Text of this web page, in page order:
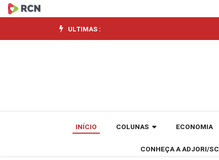
Jovens
ocupados
mas
ULTIMAS :
INÍCIO COLUNAS ECONOMIA
CONHEÇA A ADJORI/SC